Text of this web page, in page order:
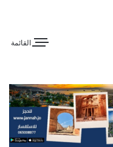
القائمة